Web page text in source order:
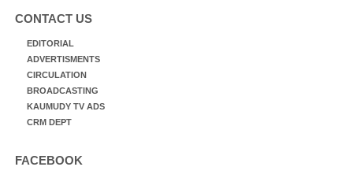
CONTACT US
EDITORIAL
ADVERTISMENTS
CIRCULATION
BROADCASTING
KAUMUDY TV ADS
CRM DEPT
FACEBOOK